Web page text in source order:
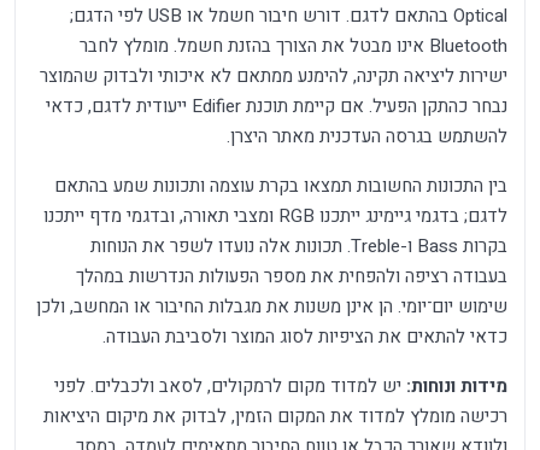
Optical בהתאם לדגם. דורש חיבור חשמל או USB לפי הדגם;
Bluetooth אינו מבטל את הצורך בהזנת חשמל. מומלץ לחבר
ישירות ליציאה תקינה, להימנע ממתאם לא איכותי ולבדוק שהמוצר
נבחר כהתקן הפעיל. אם קיימת תוכנת Edifier ייעודית לדגם, כדאי
להשתמש בגרסה העדכנית מאתר היצרן.
בין התכונות החשובות תמצאו בקרת עוצמה ותכונות שמע בהתאם
לדגם; בדגמי גיימינג ייתכנו RGB ומצבי תאורה, ובדגמי מדף ייתכנו
בקרות Bass ו-Treble. תכונות אלה נועדו לשפר את הנוחות
בעבודה רציפה ולהפחית את מספר הפעולות הנדרשות במהלך
שימוש יום־יומי. הן אינן משנות את מגבלות החיבור או המחשב, ולכן
כדאי להתאים את הציפיות לסוג המוצר ולסביבת העבודה.
מידות ונוחות: יש למדוד מקום לרמקולים, לסאב ולכבלים. לפני
רכישה מומלץ למדוד את המקום הזמין, לבדוק את מיקום היציאות